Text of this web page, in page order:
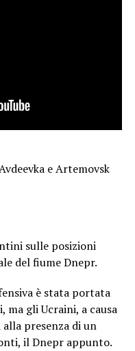
e Artemovsk
sulle posizioni
del fiume Dnepr.
è stata portata
ma gli Ucraini, a causa
presenza di un
il Dnepr appunto.